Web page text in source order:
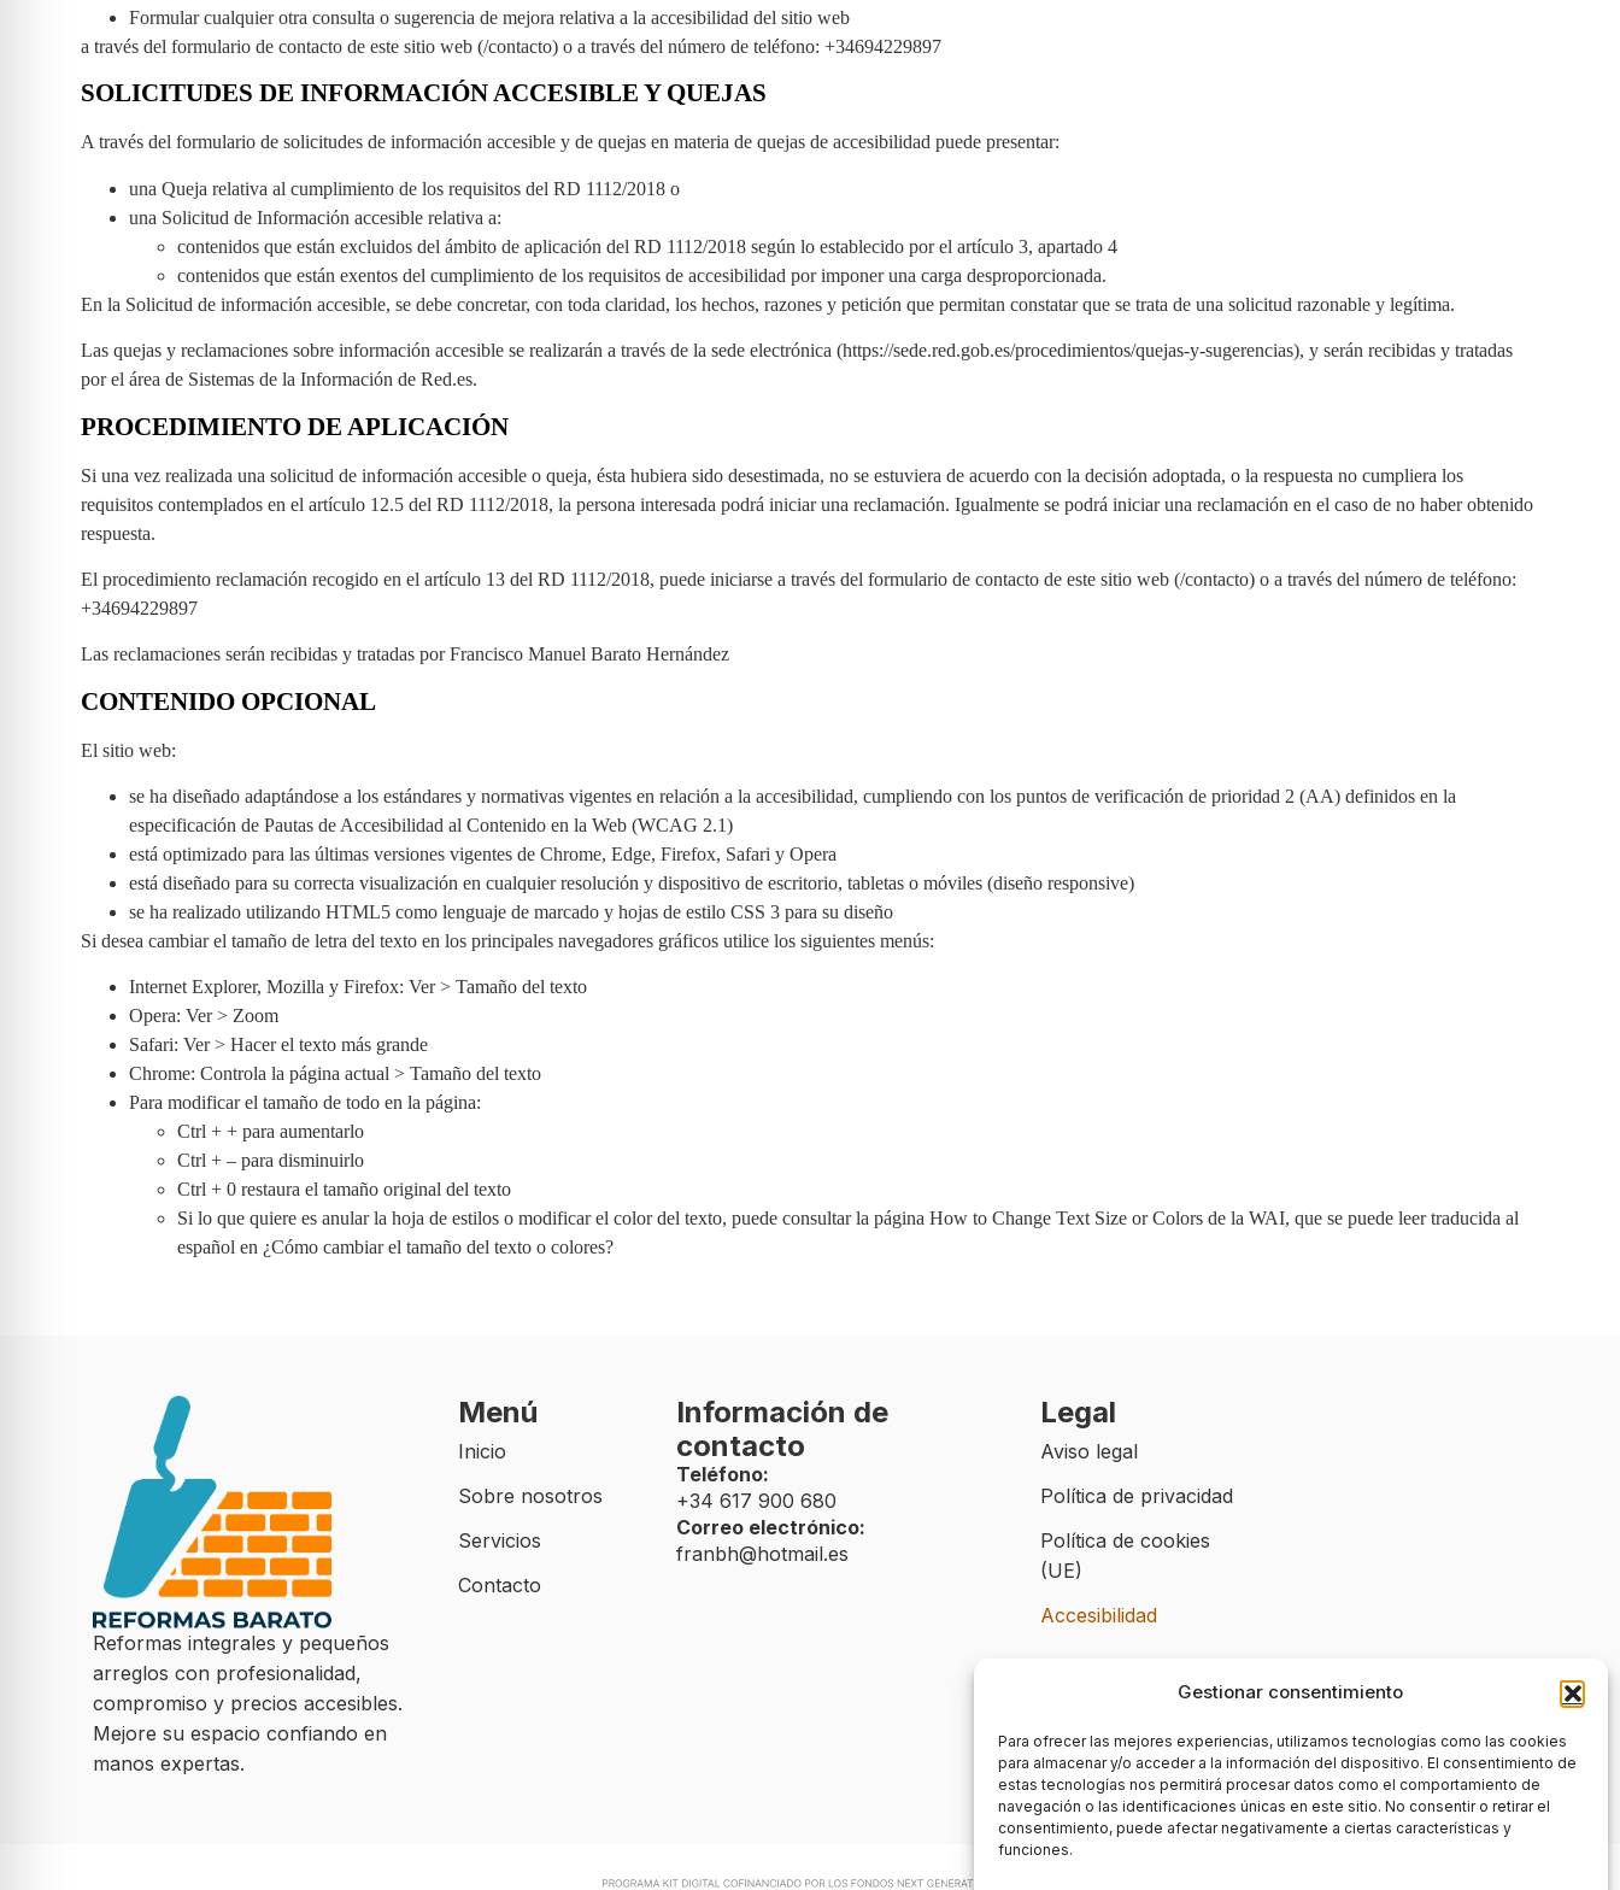
Gestionar consentimiento
Para ofrecer las mejores experiencias, utilizamos tecnologías como las cookies
para almacenar y/o acceder a la información del dispositivo. El consentimiento de
estas tecnologías nos permitirá procesar datos como el comportamiento de
navegación o las identificaciones únicas en este sitio. No consentir o retirar el
consentimiento, puede afectar negativamente a ciertas características y
funciones.
Formular cualquier otra consulta o sugerencia de mejora relativa a la accesibilidad del sitio web
a través del formulario de contacto de este sitio web (/contacto) o a través del número de teléfono: +34694229897
SOLICITUDES DE INFORMACIÓN ACCESIBLE Y QUEJAS
A través del formulario de solicitudes de información accesible y de quejas en materia de quejas de accesibilidad puede presentar:
una Queja relativa al cumplimiento de los requisitos del RD 1112/2018 o
una Solicitud de Información accesible relativa a:
contenidos que están excluidos del ámbito de aplicación del RD 1112/2018 según lo establecido por el artículo 3, apartado 4
contenidos que están exentos del cumplimiento de los requisitos de accesibilidad por imponer una carga desproporcionada.
En la Solicitud de información accesible, se debe concretar, con toda claridad, los hechos, razones y petición que permitan constatar que se trata de una solicitud razonable y legítima.
Las quejas y reclamaciones sobre información accesible se realizarán a través de la sede electrónica (https://sede.red.gob.es/procedimientos/quejas-y-sugerencias), y serán recibidas y tratadas
por el área de Sistemas de la Información de Red.es.
PROCEDIMIENTO DE APLICACIÓN
Si una vez realizada una solicitud de información accesible o queja, ésta hubiera sido desestimada, no se estuviera de acuerdo con la decisión adoptada, o la respuesta no cumpliera los
requisitos contemplados en el artículo 12.5 del RD 1112/2018, la persona interesada podrá iniciar una reclamación. Igualmente se podrá iniciar una reclamación en el caso de no haber obtenido
respuesta.
El procedimiento reclamación recogido en el artículo 13 del RD 1112/2018, puede iniciarse a través del formulario de contacto de este sitio web (/contacto) o a través del número de teléfono:
+34694229897
Las reclamaciones serán recibidas y tratadas por Francisco Manuel Barato Hernández
CONTENIDO OPCIONAL
El sitio web:
se ha diseñado adaptándose a los estándares y normativas vigentes en relación a la accesibilidad, cumpliendo con los puntos de verificación de prioridad 2 (AA) definidos en la
especificación de Pautas de Accesibilidad al Contenido en la Web (WCAG 2.1)
está optimizado para las últimas versiones vigentes de Chrome, Edge, Firefox, Safari y Opera
está diseñado para su correcta visualización en cualquier resolución y dispositivo de escritorio, tabletas o móviles (diseño responsive)
se ha realizado utilizando HTML5 como lenguaje de marcado y hojas de estilo CSS 3 para su diseño
Si desea cambiar el tamaño de letra del texto en los principales navegadores gráficos utilice los siguientes menús:
Internet Explorer, Mozilla y Firefox: Ver > Tamaño del texto
Opera: Ver > Zoom
Safari: Ver > Hacer el texto más grande
Chrome: Controla la página actual > Tamaño del texto
Para modificar el tamaño de todo en la página:
Ctrl + + para aumentarlo
Ctrl + – para disminuirlo
Ctrl + 0 restaura el tamaño original del texto
Si lo que quiere es anular la hoja de estilos o modificar el color del texto, puede consultar la página How to Change Text Size or Colors de la WAI, que se puede leer traducida al
español en ¿Cómo cambiar el tamaño del texto o colores?
Reformas integrales y pequeños
arreglos con profesionalidad,
compromiso y precios accesibles.
Mejore su espacio confiando en
manos expertas.
Menú
Inicio
Sobre nosotros
Servicios
Contacto
Información de
contacto
Teléfono:
+34 617 900 680
Correo electrónico:
franbh@hotmail.es
Legal
Aviso legal
Política de privacidad
Política de cookies
(UE)
Accesibilidad